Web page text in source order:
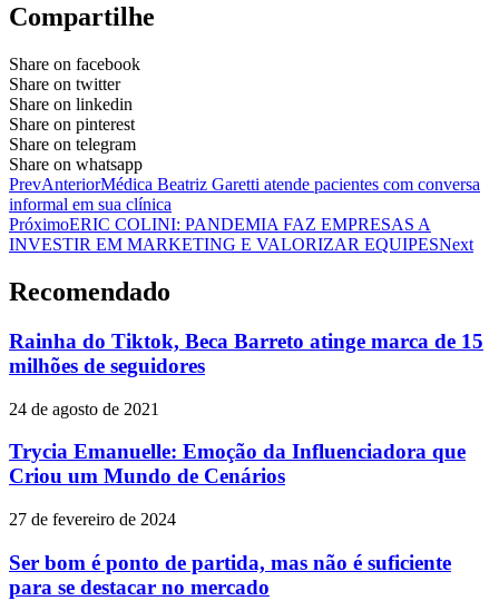
Compartilhe
Share on facebook
Share on twitter
Share on linkedin
Share on pinterest
Share on telegram
Share on whatsapp
PrevAnteriorMédica Beatriz Garetti atende pacientes com conversa
informal em sua clínica
PróximoERIC COLINI: PANDEMIA FAZ EMPRESAS A
INVESTIR EM MARKETING E VALORIZAR EQUIPESNext
Recomendado
Rainha do Tiktok, Beca Barreto atinge marca de 15
milhões de seguidores
24 de agosto de 2021
Trycia Emanuelle: Emoção da Influenciadora que
Criou um Mundo de Cenários
27 de fevereiro de 2024
Ser bom é ponto de partida, mas não é suficiente
para se destacar no mercado